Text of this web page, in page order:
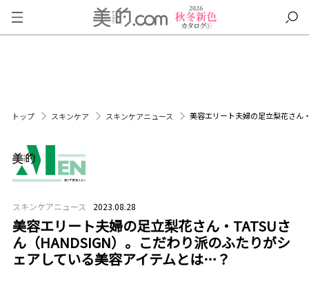
トップ スキンケア スキンケアニュース 美容エリート夫婦の足立梨花さん
スキンケアニュース 2023.08.28
美容エリート夫婦の足立梨花さん・TATSUさ
ん（HANDSIGN）。こだわり派のふたりがシ
ェアしている美容アイテムとは…？